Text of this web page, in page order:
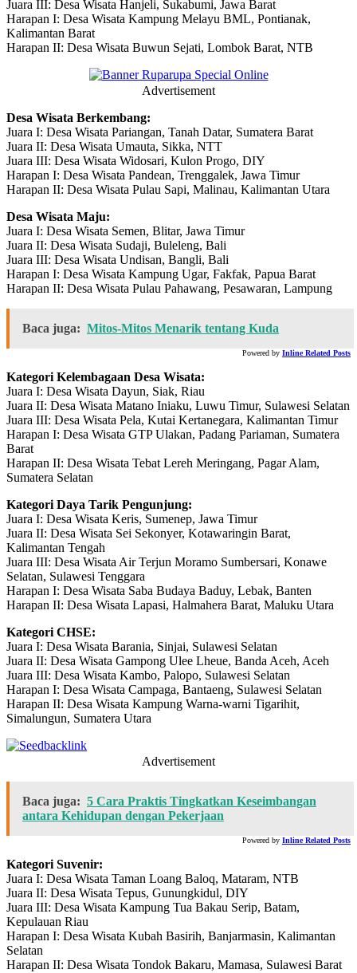
Juara III: Desa Wisata Hanjeli, Sukabumi, Jawa Barat
Harapan I: Desa Wisata Kampung Melayu BML, Pontianak,
Kalimantan Barat
Harapan II: Desa Wisata Buwun Sejati, Lombok Barat, NTB
Advertisement
Desa Wisata Berkembang:
Juara I: Desa Wisata Pariangan, Tanah Datar, Sumatera Barat
Juara II: Desa Wisata Umauta, Sikka, NTT
Juara III: Desa Wisata Widosari, Kulon Progo, DIY
Harapan I: Desa Wisata Pandean, Trenggalek, Jawa Timur
Harapan II: Desa Wisata Pulau Sapi, Malinau, Kalimantan Utara
Desa Wisata Maju:
Juara I: Desa Wisata Semen, Blitar, Jawa Timur
Juara II: Desa Wisata Sudaji, Buleleng, Bali
Juara III: Desa Wisata Undisan, Bangli, Bali
Harapan I: Desa Wisata Kampung Ugar, Fakfak, Papua Barat
Harapan II: Desa Wisata Pulau Pahawang, Pesawaran, Lampung
Baca juga: Mitos-Mitos Menarik tentang Kuda
Powered by Inline Related Posts
Kategori Kelembagaan Desa Wisata:
Juara I: Desa Wisata Dayun, Siak, Riau
Juara II: Desa Wisata Matano Iniaku, Luwu Timur, Sulawesi Selatan
Juara III: Desa Wisata Pela, Kutai Kertanegara, Kalimantan Timur
Harapan I: Desa Wisata GTP Ulakan, Padang Pariaman, Sumatera
Barat
Harapan II: Desa Wisata Tebat Lereh Meringang, Pagar Alam,
Sumatera Selatan
Kategori Daya Tarik Pengunjung:
Juara I: Desa Wisata Keris, Sumenep, Jawa Timur
Juara II: Desa Wisata Sei Sekonyer, Kotawaringin Barat,
Kalimantan Tengah
Juara III: Desa Wisata Air Terjun Moramo Sumbersari, Konawe
Selatan, Sulawesi Tenggara
Harapan I: Desa Wisata Saba Budaya Baduy, Lebak, Banten
Harapan II: Desa Wisata Lapasi, Halmahera Barat, Maluku Utara
Kategori CHSE:
Juara I: Desa Wisata Barania, Sinjai, Sulawesi Selatan
Juara II: Desa Wisata Gampong Ulee Lheue, Banda Aceh, Aceh
Juara III: Desa Wisata Kambo, Palopo, Sulawesi Selatan
Harapan I: Desa Wisata Campaga, Bantaeng, Sulawesi Selatan
Harapan II: Desa Wisata Kampung Warna-warni Tigarihit,
Simalungun, Sumatera Utara
Advertisement
Baca juga: 5 Cara Praktis Tingkatkan Keseimbangan
antara Kehidupan dengan Pekerjaan
Powered by Inline Related Posts
Kategori Suvenir:
Juara I: Desa Wisata Taman Loang Baloq, Mataram, NTB
Juara II: Desa Wisata Tepus, Gunungkidul, DIY
Juara III: Desa Wisata Kampung Tua Bakau Serip, Batam,
Kepulauan Riau
Harapan I: Desa Wisata Kubah Basirih, Banjarmasin, Kalimantan
Selatan
Harapan II: Desa Wisata Tondok Bakaru, Mamasa, Sulawesi Barat